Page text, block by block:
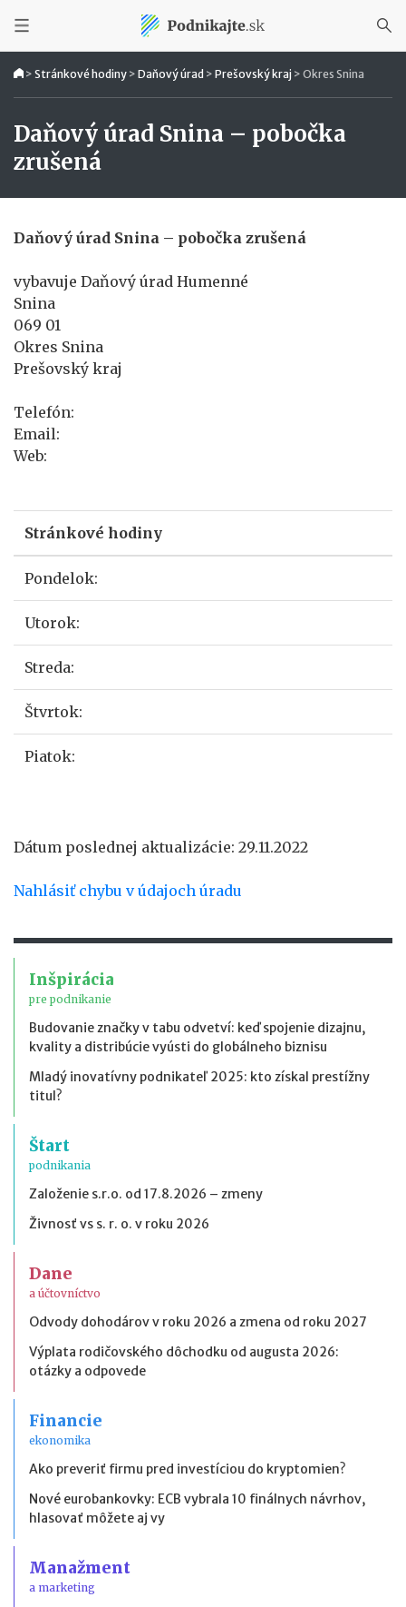
> Stránkové hodiny > Daňový úrad > Prešovský kraj > Okres Snina
Daňový úrad Snina – pobočka
zrušená
Daňový úrad Snina – pobočka zrušená
vybavuje Daňový úrad Humenné
Snina
069 01
Okres Snina
Prešovský kraj
Telefón:
Email:
Web:
Stránkové hodiny
Pondelok:
Utorok:
Streda:
Štvrtok:
Piatok:
Dátum poslednej aktualizácie: 29.11.2022
Nahlásiť chybu v údajoch úradu
Inšpirácia
pre podnikanie
Budovanie značky v tabu odvetví: keď spojenie dizajnu,
kvality a distribúcie vyústi do globálneho biznisu
Mladý inovatívny podnikateľ 2025: kto získal prestížny
titul?
Štart
podnikania
Založenie s.r.o. od 17.8.2026 – zmeny
Živnosť vs s. r. o. v roku 2026
Dane
a účtovníctvo
Odvody dohodárov v roku 2026 a zmena od roku 2027
Výplata rodičovského dôchodku od augusta 2026:
otázky a odpovede
Financie
ekonomika
Ako preveriť firmu pred investíciou do kryptomien?
Nové eurobankovky: ECB vybrala 10 finálnych návrhov,
hlasovať môžete aj vy
Manažment
a marketing